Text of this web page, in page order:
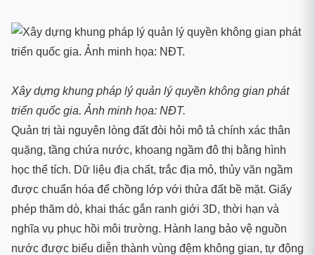
Xây dựng khung pháp lý quản lý quyền không gian phát
triển quốc gia. Ảnh minh họa: NĐT.
Quản trị tài nguyên lòng đất đòi hỏi mô tả chính xác thân
quặng, tầng chứa nước, khoang ngầm đô thị bằng hình
học thể tích. Dữ liệu địa chất, trắc địa mỏ, thủy văn ngầm
được chuẩn hóa để chồng lớp với thửa đất bề mặt. Giấy
phép thăm dò, khai thác gắn ranh giới 3D, thời hạn và
nghĩa vụ phục hồi môi trường. Hành lang bảo vệ nguồn
nước được biểu diễn thành vùng đệm không gian, tự động